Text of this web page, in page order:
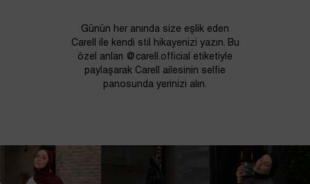
Günün her anında size eşlik eden
Carell ile kendi stil hikayenizi yazın. Bu
özel anları @carell.official etiketiyle
paylaşarak Carell ailesinin selfie
panosunda yerinizi alın.